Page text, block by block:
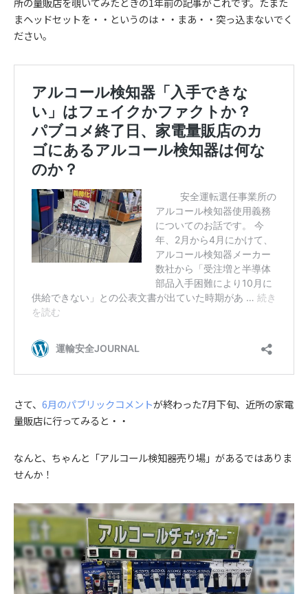
まヘッドセットを・・というのは・・まあ・・突っ込まないでく
ださい。
さて、 6月のパブリックコメントが終わった7月下旬、近所の家電
量販店に行ってみると・・
なんと、ちゃんと「アルコール検知器売り場」があるではありま
せんか！